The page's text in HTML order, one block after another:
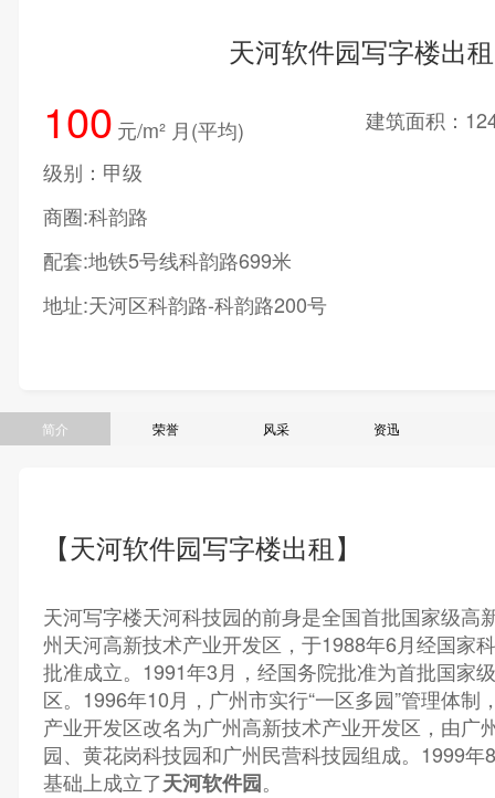
天河软件园写字楼出租
100 元/m² 月(平均)
建筑面积：
级别：甲级
商圈:科韵路
配套:地铁5号线科韵路699米
地址:天河区科韵路-科韵路200号
简介 荣誉 风采 资迅
【天河软件园写字楼出租】
天河写字楼天河科技园的前身是全国首批国家级高
州天河高新技术产业开发区，于1988年6月经国家
批准成立。1991年3月，经国务院批准为首批国家
区。1996年10月，广州市实行“一区多园”管理体制
产业开发区改名为广州高新技术产业开发区，由广
园、黄花岗科技园和广州民营科技园组成。1999年
基础上成立了天河软件园。